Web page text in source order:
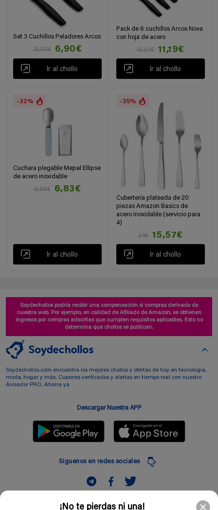
¡No te pierdas ni una!
Set 3 Cuchillos Peladores Arcos
19,93€
6,90€
Ir al chollo
Pack de 6 cuchillos Arcos Nova
con hoja de acero
19,54€
11,19€
Ir al chollo
-32%
Cuchara plegable Mepal Ellipse
de acero inoxidable
9,99€
6,83€
Ir al chollo
-35%
Cubertería plateada de 20
piezas Amazon Basics de
acero inoxidable (servicio para
4)
24€
15,57€
Ir al chollo
Soydechollos podría recibir una compensación si compras derivado de
nuestra web. Por ejemplo, en calidad de Afiliado de Amazon, se obtienen
ingresos por compras adscritas que cumplen requisitos aplicables. Esto no
determina que chollos se publican.
Soydechollos.com encuentra los mejores chollos y ofertas de hoy en tecnología,
moda, hogar y más. Cupones verificados y alertas en tiempo real con nuestro
Avisador PRO. Ahorra ya
Descargar Nuestra APP
Siguenos en redes sociales
Suscribir